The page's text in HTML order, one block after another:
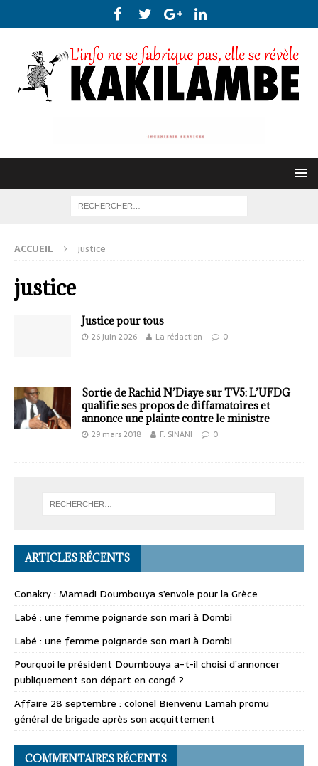
ACCUEIL justice
justice
Justice pour tous
26 juin 2026 La rédaction 0
Sortie de Rachid N’Diaye sur TV5: L’UFDG
qualifie ses propos de diffamatoires et
annonce une plainte contre le ministre
29 mars 2018 F. SINANI 0
ARTICLES RÉCENTS
Conakry : Mamadi Doumbouya s’envole pour la Grèce
Labé : une femme poignarde son mari à Dombi
Labé : une femme poignarde son mari à Dombi
Pourquoi le président Doumbouya a-t-il choisi d’annoncer
publiquement son départ en congé ?
Affaire 28 septembre : colonel Bienvenu Lamah promu
général de brigade après son acquittement
COMMENTAIRES RÉCENTS